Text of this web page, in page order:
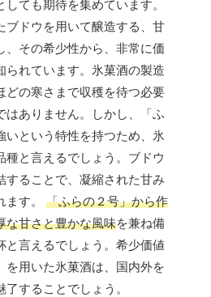
しても期待を集めています。
ブドウを用いて醸造する、甘
、その希少性から、非常に価
られています。氷菓酒の製造
どの寒さまで収穫を待つ必要
はありません。しかし、「ふ
いという特性を持つため、氷
種と言えるでしょう。ブドウ
することで、凝縮された甘み
ます。 「ふらの２号」から作
な甘さと豊かな風味を兼ね備
と言えるでしょう。希少価値
を用いた氷菓酒は、国内外を
することでしょう。